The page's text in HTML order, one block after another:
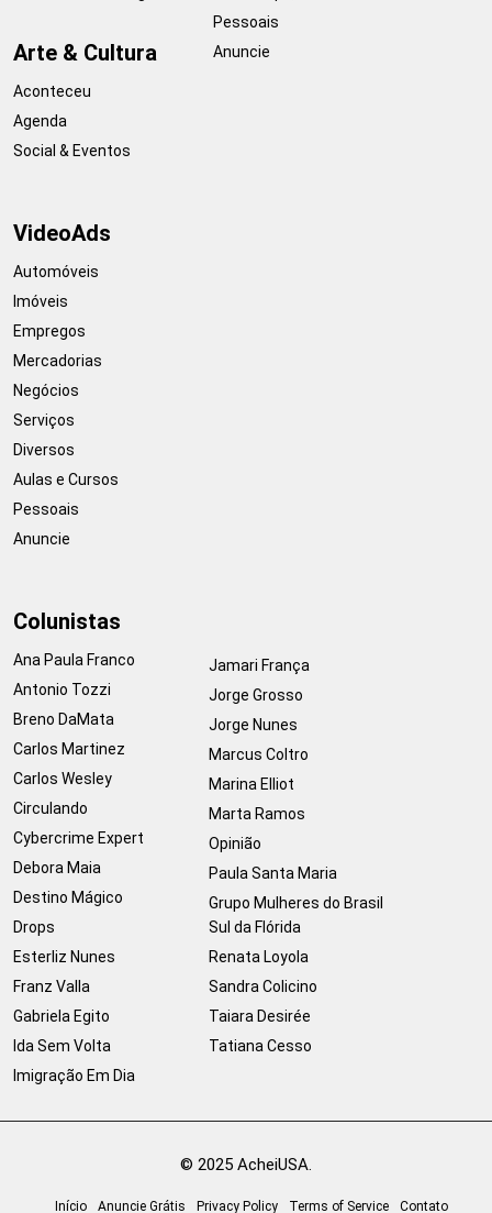
Arte & Cultura
Aconteceu
Agenda
Social & Eventos
Pessoais
Anuncie
VideoAds
Automóveis
Imóveis
Empregos
Mercadorias
Negócios
Serviços
Diversos
Aulas e Cursos
Pessoais
Anuncie
Colunistas
Ana Paula Franco
Antonio Tozzi
Breno DaMata
Carlos Martinez
Carlos Wesley
Circulando
Cybercrime Expert
Debora Maia
Destino Mágico
Drops
Esterliz Nunes
Franz Valla
Gabriela Egito
Ida Sem Volta
Imigração Em Dia
Jamari França
Jorge Grosso
Jorge Nunes
Marcus Coltro
Marina Elliot
Marta Ramos
Opinião
Paula Santa Maria
Grupo Mulheres do Brasil
Sul da Flórida
Renata Loyola
Sandra Colicino
Taiara Desirée
Tatiana Cesso
© 2025 AcheiUSA.
Início Anuncie Grátis Privacy Policy Terms of Service Contato